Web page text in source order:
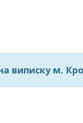
виписку м.